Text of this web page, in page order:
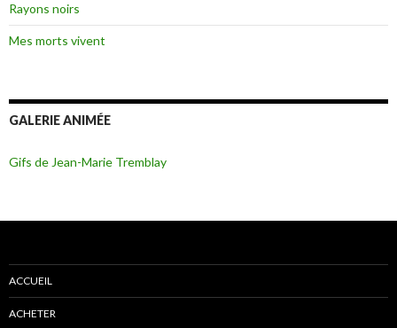
Rayons noirs
Mes morts vivent
GALERIE ANIMÉE
Gifs de Jean-Marie Tremblay
ACCUEIL
ACHETER